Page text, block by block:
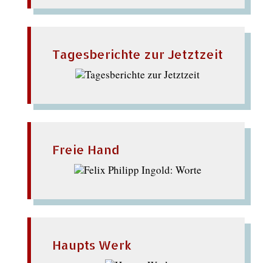
Tagesberichte zur Jetztzeit
Freie Hand
Haupts Werk